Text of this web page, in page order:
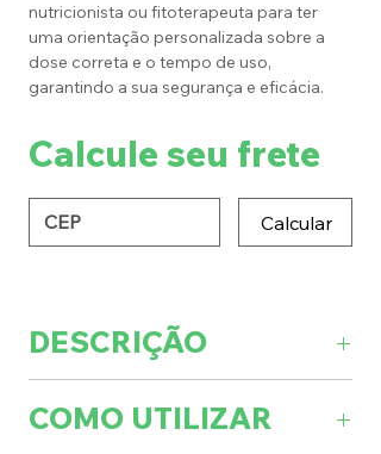
nutricionista ou fitoterapeuta para ter
uma orientação personalizada sobre a
dose correta e o tempo de uso,
garantindo a sua segurança e eficácia.
Calcule seu frete
Calcular
DESCRIÇÃO
50 g.
COMO UTILIZAR